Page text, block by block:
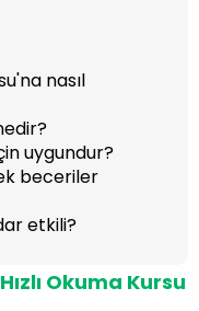
nasıl
uygundur?
beceriler
etkili?
Okuma Kursu